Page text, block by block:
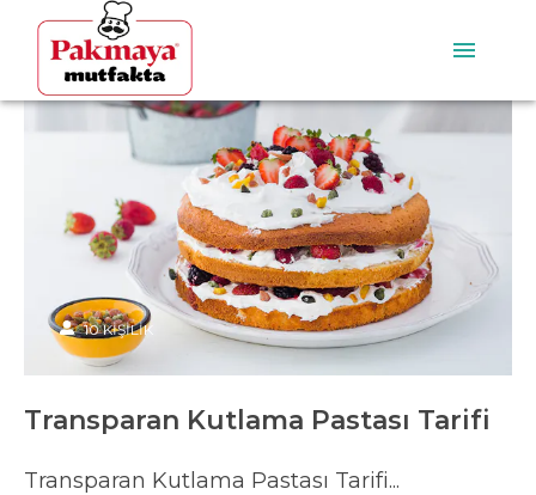
10 KİŞİLİK
Transparan Kutlama Pastası Tarifi
Transparan Kutlama Pastası Tarifi...